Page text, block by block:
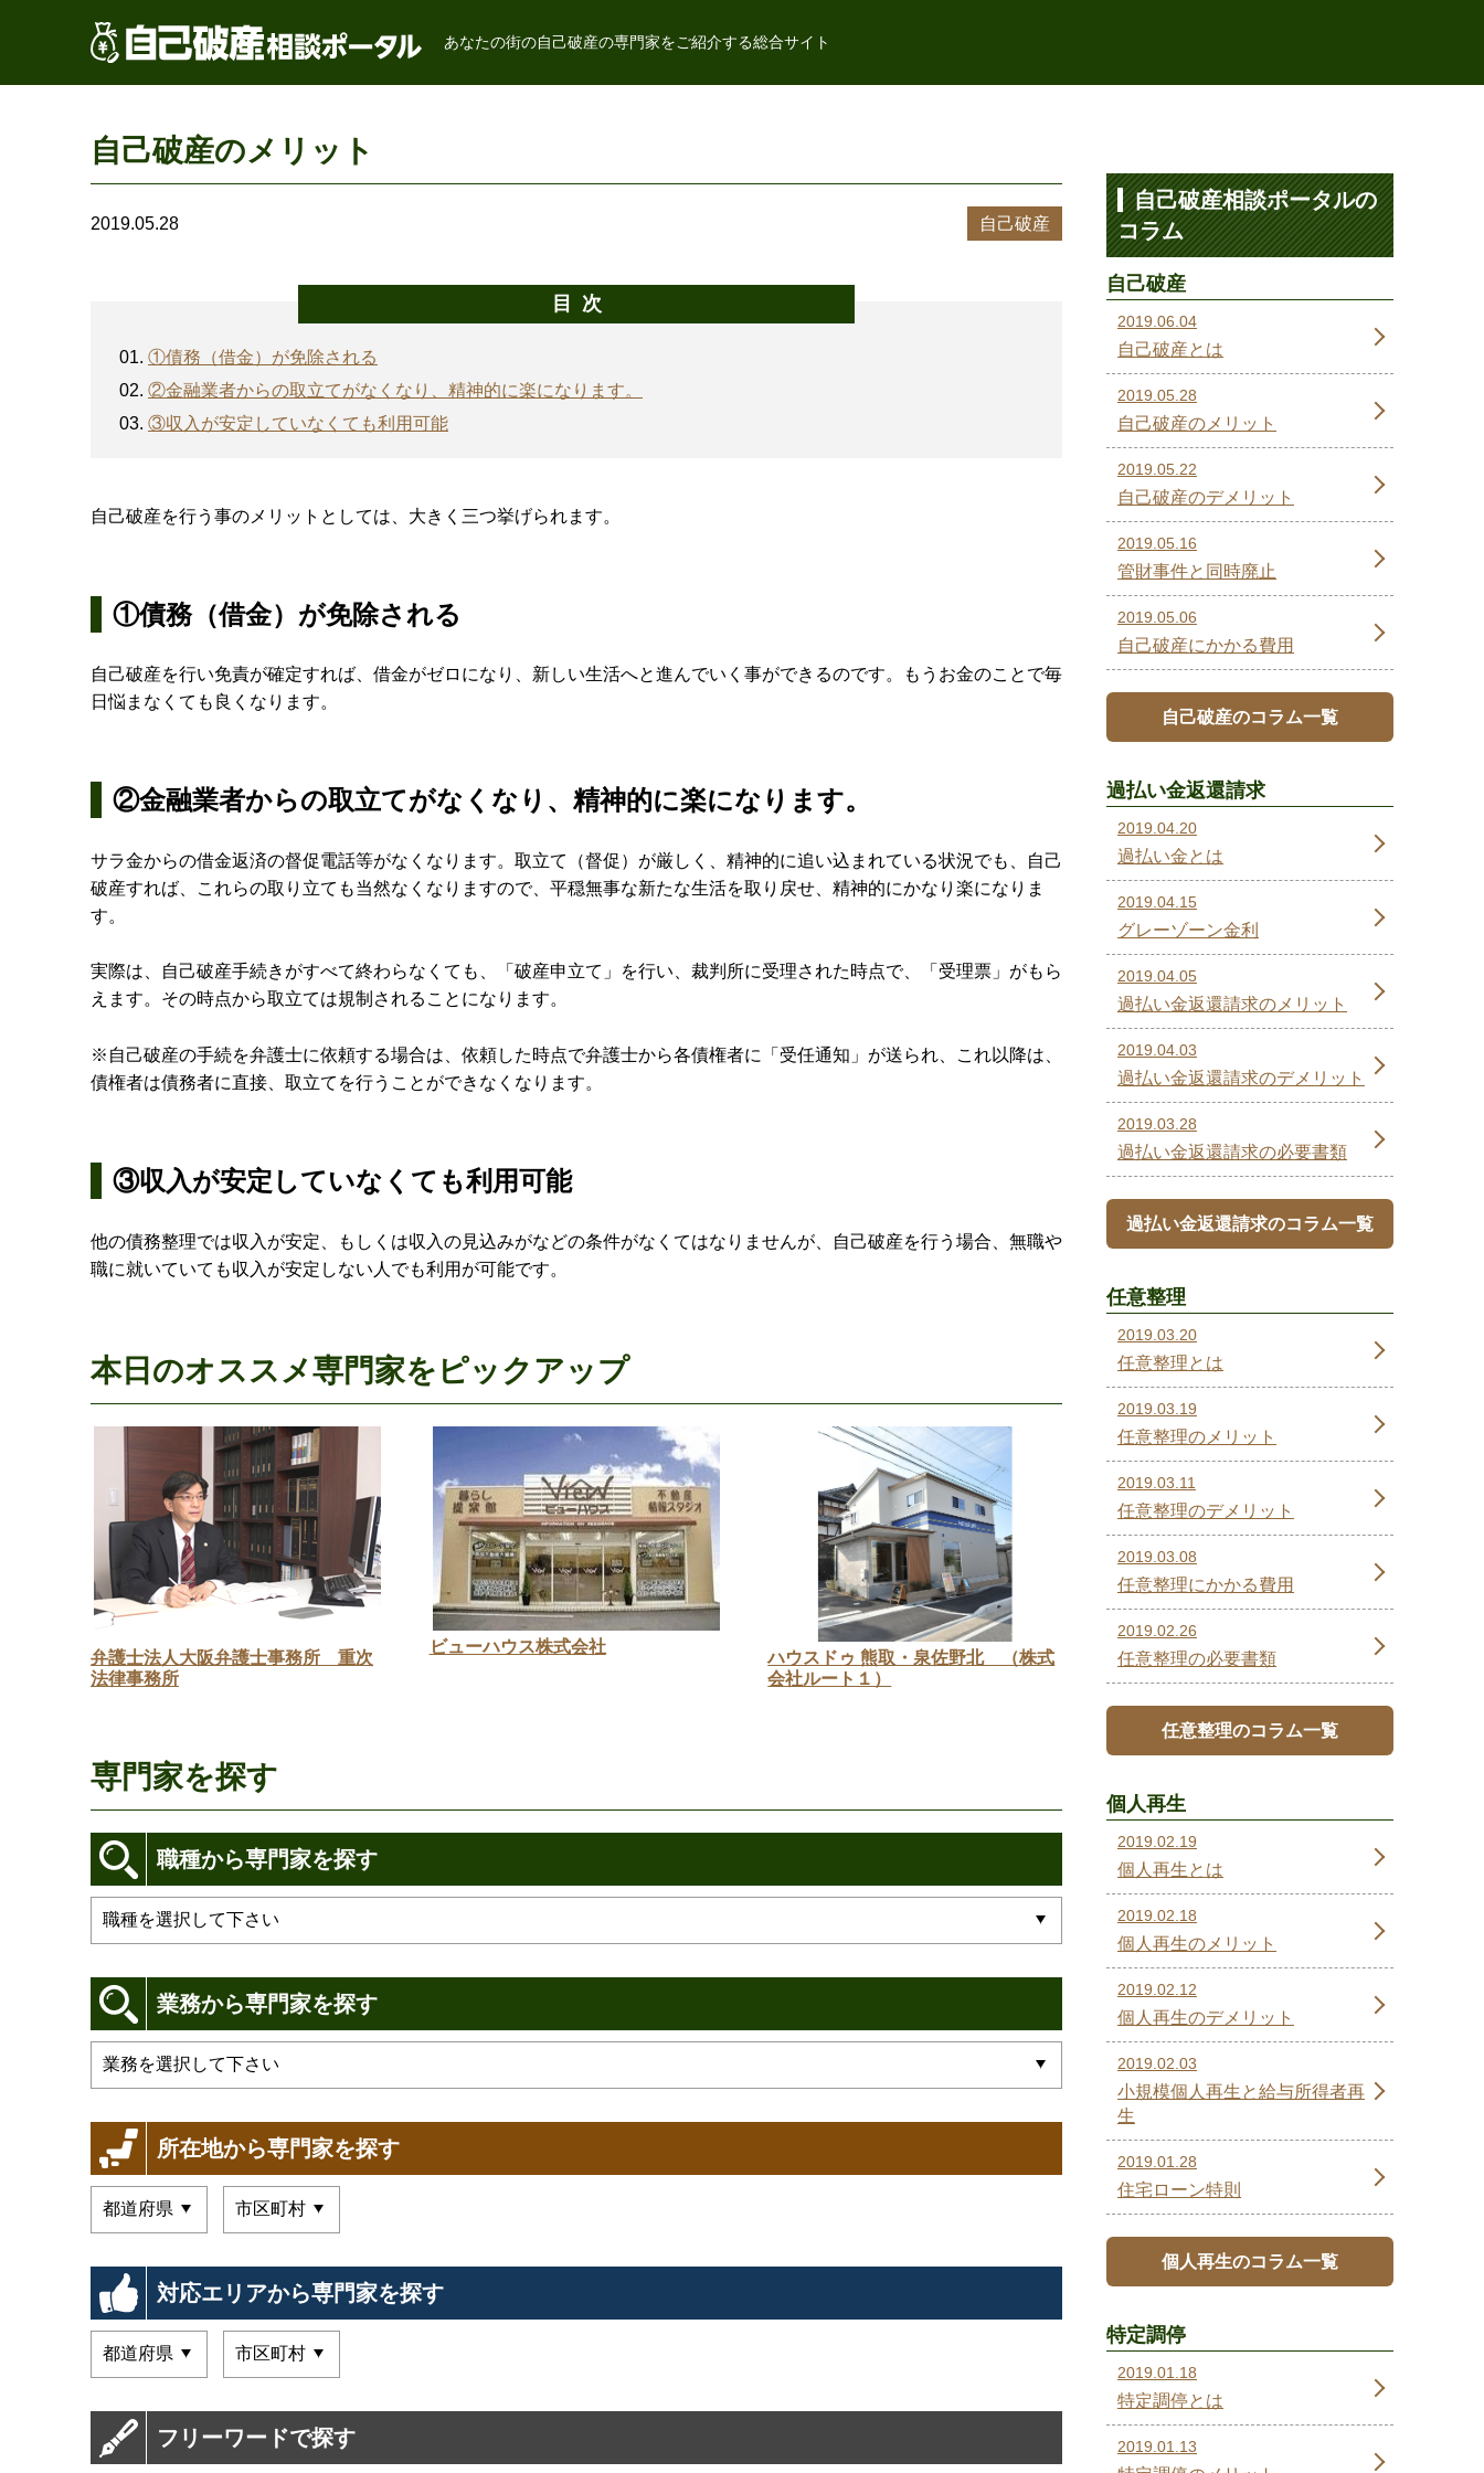
あなたの街の自己破産の専門家をご紹介する総合サイト
自己破産のメリット
2019.05.28 自己破産
目次
①債務（借金）が免除される
②金融業者からの取立てがなくなり、精神的に楽になります。
③収入が安定していなくても利用可能
自己破産を行う事のメリットとしては、大きく三つ挙げられます。
①債務（借金）が免除される
自己破産を行い免責が確定すれば、借金がゼロになり、新しい生活へと進んでいく事ができるのです。もうお金のことで毎
日悩まなくても良くなります。
②金融業者からの取立てがなくなり、精神的に楽になります。
サラ金からの借金返済の督促電話等がなくなります。取立て（督促）が厳しく、精神的に追い込まれている状況でも、自己
破産すれば、これらの取り立ても当然なくなりますので、平穏無事な新たな生活を取り戻せ、精神的にかなり楽になりま
す。
実際は、自己破産手続きがすべて終わらなくても、「破産申立て」を行い、裁判所に受理された時点で、「受理票」がもら
えます。その時点から取立ては規制されることになります。
※自己破産の手続を弁護士に依頼する場合は、依頼した時点で弁護士から各債権者に「受任通知」が送られ、これ以降は、
債権者は債務者に直接、取立てを行うことができなくなります。
③収入が安定していなくても利用可能
他の債務整理では収入が安定、もしくは収入の見込みがなどの条件がなくてはなりませんが、自己破産を行う場合、無職や
職に就いていても収入が安定しない人でも利用が可能です。
本日のオススメ専門家をピックアップ
弁護士法人大阪弁護士事務所 重次
法律事務所
ビューハウス株式会社
ハウスドゥ 熊取・泉佐野北 （株式
会社ルート１）
専門家を探す
職種から専門家を探す
業務から専門家を探す
所在地から専門家を探す
対応エリアから専門家を探す
フリーワードで探す
自己破産相談ポータルの
コラム
自己破産
2019.06.04
自己破産とは
2019.05.28
自己破産のメリット
2019.05.22
自己破産のデメリット
2019.05.16
管財事件と同時廃止
2019.05.06
自己破産にかかる費用
自己破産のコラム一覧
過払い金返還請求
2019.04.20
過払い金とは
2019.04.15
グレーゾーン金利
2019.04.05
過払い金返還請求のメリット
2019.04.03
過払い金返還請求のデメリット
2019.03.28
過払い金返還請求の必要書類
過払い金返還請求のコラム一覧
任意整理
2019.03.20
任意整理とは
2019.03.19
任意整理のメリット
2019.03.11
任意整理のデメリット
2019.03.08
任意整理にかかる費用
2019.02.26
任意整理の必要書類
任意整理のコラム一覧
個人再生
2019.02.19
個人再生とは
2019.02.18
個人再生のメリット
2019.02.12
個人再生のデメリット
2019.02.03
小規模個人再生と給与所得者再
生
2019.01.28
住宅ローン特則
個人再生のコラム一覧
特定調停
2019.01.18
特定調停とは
2019.01.13